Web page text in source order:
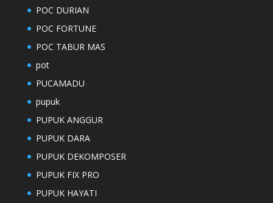
POC DURIAN
POC FORTUNE
POC TABUR MAS
pot
PUCAMADU
pupuk
PUPUK ANGGUR
PUPUK DARA
PUPUK DEKOMPOSER
PUPUK FIX PRO
PUPUK HAYATI